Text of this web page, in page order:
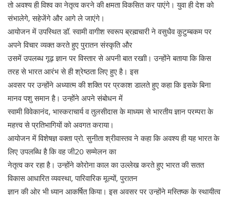
तो अवश्य ही विश्व का नेतृत्व करने की क्षमता विकसित कर पाएंगे। युवा ही देश को
संभालेगे, सहेजेंगे और आगे ले जाएंगे।
आयोजन में उपस्थित डॉ. स्वामी वागीश स्वरूप ब्रह्मचारी ने वसुधैव कुटुम्बकम पर
अपने विचार व्यक्त करते हुए पुरातन संस्कृति और
उसमें उपलब्ध गूढ़ ज्ञान पर विस्तार से अपनी बात रखाी। उन्होंने बताया कि किस
तरह से भारत आरंभ से ही श्रेष्ठता लिए हुए है। इस
अवसर पर उन्होंने अध्यात्म की शक्ति पर प्रकाश डालते हुए कहा कि इसके बिना
मानव पशु समान है। उन्होंने अपने संबोधन में
स्वामी विवेकानंद, भास्कराचार्य व तुलसीदास के माध्यम से भारतीय ज्ञान परम्परा के
महत्त्व से प्रतिभागियों को अवगत कराया।
आयोजन में विशेषज्ञ वक्ता प्रो. सुनीता श्रीवास्तव ने कहा कि अवश्य ही यह भारत के
लिए उपलब्धि है कि वह जी20 सम्मेलन का
नेतृत्व कर रहा है। उन्होंने कोरोना काल का उल्लेख करते हुए भारत की सतत
विकास आधारित व्यवस्था, पारिवारिक मूल्यों, पुरातन
ज्ञान की ओर भी ध्यान आकर्षित किया। इस अवसर पर उन्होंने मस्तिष्क के स्थायीत्व